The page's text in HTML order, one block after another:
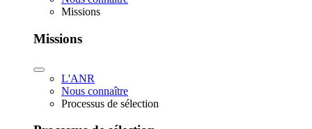
Missions
Missions
L'ANR
Nous connaître
Processus de sélection